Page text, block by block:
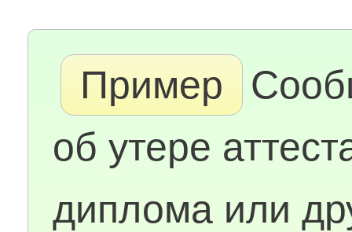
Пример
об утере
диплома или